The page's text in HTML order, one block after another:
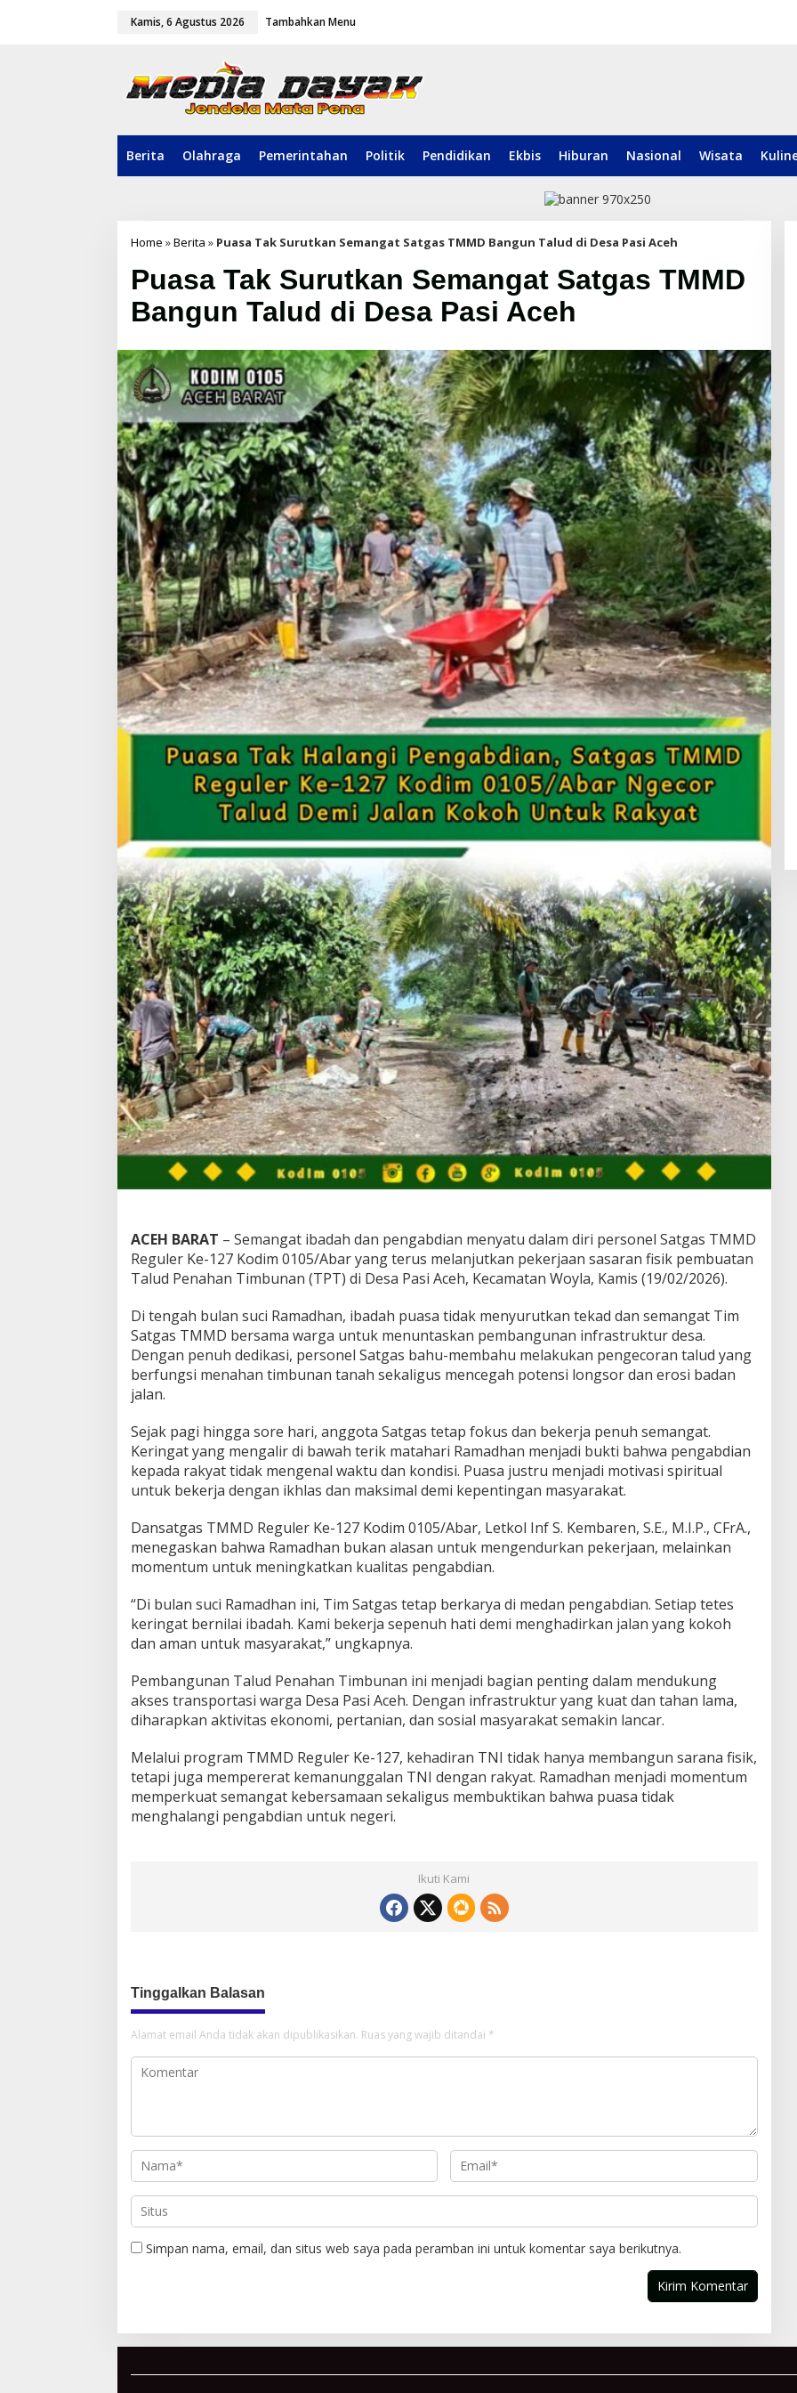
Kamis, 6 Agustus 2026 Tambahkan Menu
Berita Olahraga Pemerintahan Politik Pendidikan Ekbis Hiburan Nasional Wisata
Home »Berita » Puasa Tak Surutkan Semangat Satgas TMMD Bangun Talud di Desa Pasi Aceh
Puasa Tak Surutkan Semangat Satgas TMMD
Bangun Talud di Desa Pasi Aceh
ACEH BARAT – Semangat ibadah dan pengabdian menyatu dalam diri personel Satgas TMMD
Reguler Ke-127 Kodim 0105/Abar yang terus melanjutkan pekerjaan sasaran fisik pembuatan
Talud Penahan Timbunan (TPT) di Desa Pasi Aceh, Kecamatan Woyla, Kamis (19/02/2026).
Di tengah bulan suci Ramadhan, ibadah puasa tidak menyurutkan tekad dan semangat Tim
Satgas TMMD bersama warga untuk menuntaskan pembangunan infrastruktur desa.
Dengan penuh dedikasi, personel Satgas bahu-membahu melakukan pengecoran talud yang
berfungsi menahan timbunan tanah sekaligus mencegah potensi longsor dan erosi badan
jalan.
Sejak pagi hingga sore hari, anggota Satgas tetap fokus dan bekerja penuh semangat.
Keringat yang mengalir di bawah terik matahari Ramadhan menjadi bukti bahwa pengabdian
kepada rakyat tidak mengenal waktu dan kondisi. Puasa justru menjadi motivasi spiritual
untuk bekerja dengan ikhlas dan maksimal demi kepentingan masyarakat.
Dansatgas TMMD Reguler Ke-127 Kodim 0105/Abar, Letkol Inf S. Kembaren, S.E., M.I.P., CFrA.,
menegaskan bahwa Ramadhan bukan alasan untuk mengendurkan pekerjaan, melainkan
momentum untuk meningkatkan kualitas pengabdian.
“Di bulan suci Ramadhan ini, Tim Satgas tetap berkarya di medan pengabdian. Setiap tetes
keringat bernilai ibadah. Kami bekerja sepenuh hati demi menghadirkan jalan yang kokoh
dan aman untuk masyarakat,” ungkapnya.
Pembangunan Talud Penahan Timbunan ini menjadi bagian penting dalam mendukung
akses transportasi warga Desa Pasi Aceh. Dengan infrastruktur yang kuat dan tahan lama,
diharapkan aktivitas ekonomi, pertanian, dan sosial masyarakat semakin lancar.
Melalui program TMMD Reguler Ke-127, kehadiran TNI tidak hanya membangun sarana fisik,
tetapi juga mempererat kemanunggalan TNI dengan rakyat. Ramadhan menjadi momentum
memperkuat semangat kebersamaan sekaligus membuktikan bahwa puasa tidak
menghalangi pengabdian untuk negeri.
Ikuti Kami
Tinggalkan Balasan
Alamat email Anda tidak akan dipublikasikan. Ruas yang wajib ditandai *
Simpan nama, email, dan situs web saya pada peramban ini untuk komentar saya berikutnya.